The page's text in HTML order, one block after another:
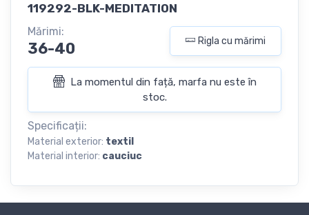
119292-BLK-MEDITATION
Mărimi:
36-40 Rigla cu mărimi
La momentul din față, marfa nu este în
stoc.
Specificații:
Material exterior: textil
Material interior: cauciuc